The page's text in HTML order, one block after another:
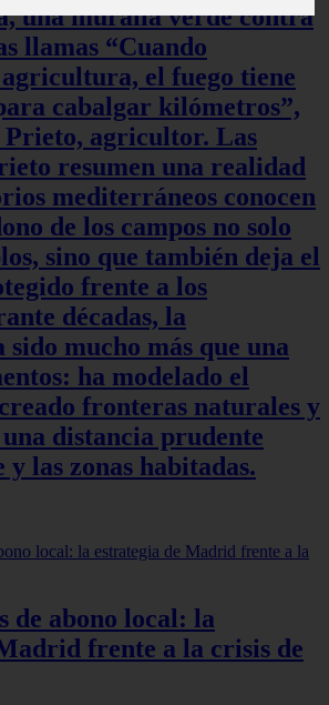
una muralla verde contra
llamas “Cuando
agricultura, el fuego tiene
cabalgar kilómetros”,
agricultor. Las
resumen una realidad
mediterráneos conocen
de los campos no solo
sino que también deja el
frente a los
décadas, la
mucho más que una
ha modelado el
fronteras naturales y
distancia prudente
las zonas habitadas.
de abono local: la
frente a la crisis de